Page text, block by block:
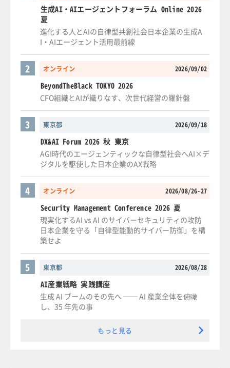
生成AI・AIエージェントフォーラム Online 2026
夏
進化する人とAIの自律型共創社会日本企業の生成A
I・AIエージェント活用最前線
オンライン 2026/09/02
2
BeyondTheBlack TOKYO 2026
CFO組織とAIが織りなす、次世代経営の羅針盤
東京都 2026/09/18
3
DX&AI Forum 2026 秋 東京
AGI時代のエージェンティックな自律型社会へAI×デ
ジタルを駆使した日本企業のAX戦略
オンライン 2026/08/26-27
4
Security Management Conference 2026 夏
現実化するAI vs AI のサイバーセキュリティの攻防
日本企業を守る「自律型能動的サイバー防御」を構
築せよ
東京都 2026/08/28
5
AI産業戦略 実践講座
生成 AI ブームのその先へ ── AI 産業全体を俯瞰
し、35 年先の事
もっと見る